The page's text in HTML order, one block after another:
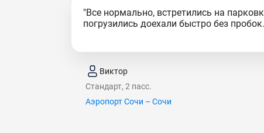
"Все нормально, встретились на
погрузились доехали быстро без
Виктор
Стандарт, 2 пасс.
Аэропорт Сочи – Сочи